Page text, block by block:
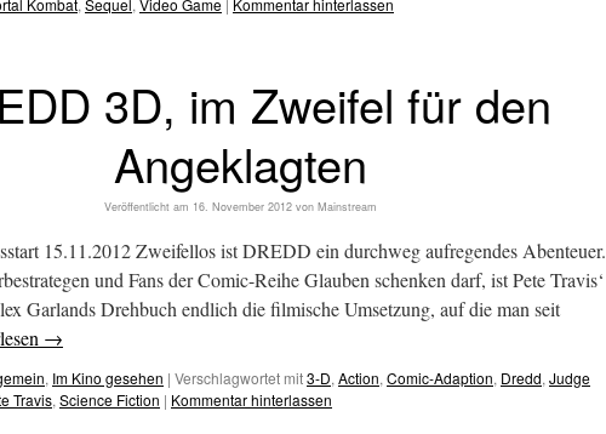
Kombat, Sequel, Video Game | Kommentar hinterlassen
3D, im Zweifel für den
Angeklagten
Veröffentlicht am 16. November 2012 von Mainstream
15.11.2012 Zweifellos ist DREDD ein durchweg aufregendes Abenteuer.
und Fans der Comic-Reihe Glauben schenken darf, ist Pete Travis‘
Garlands Drehbuch endlich die filmische Umsetzung, auf die man seit
→
, Im Kino gesehen | Verschlagwortet mit3-D, Action, Comic-Adaption, Dredd, Judge
Travis, Science Fiction | Kommentar hinterlassen